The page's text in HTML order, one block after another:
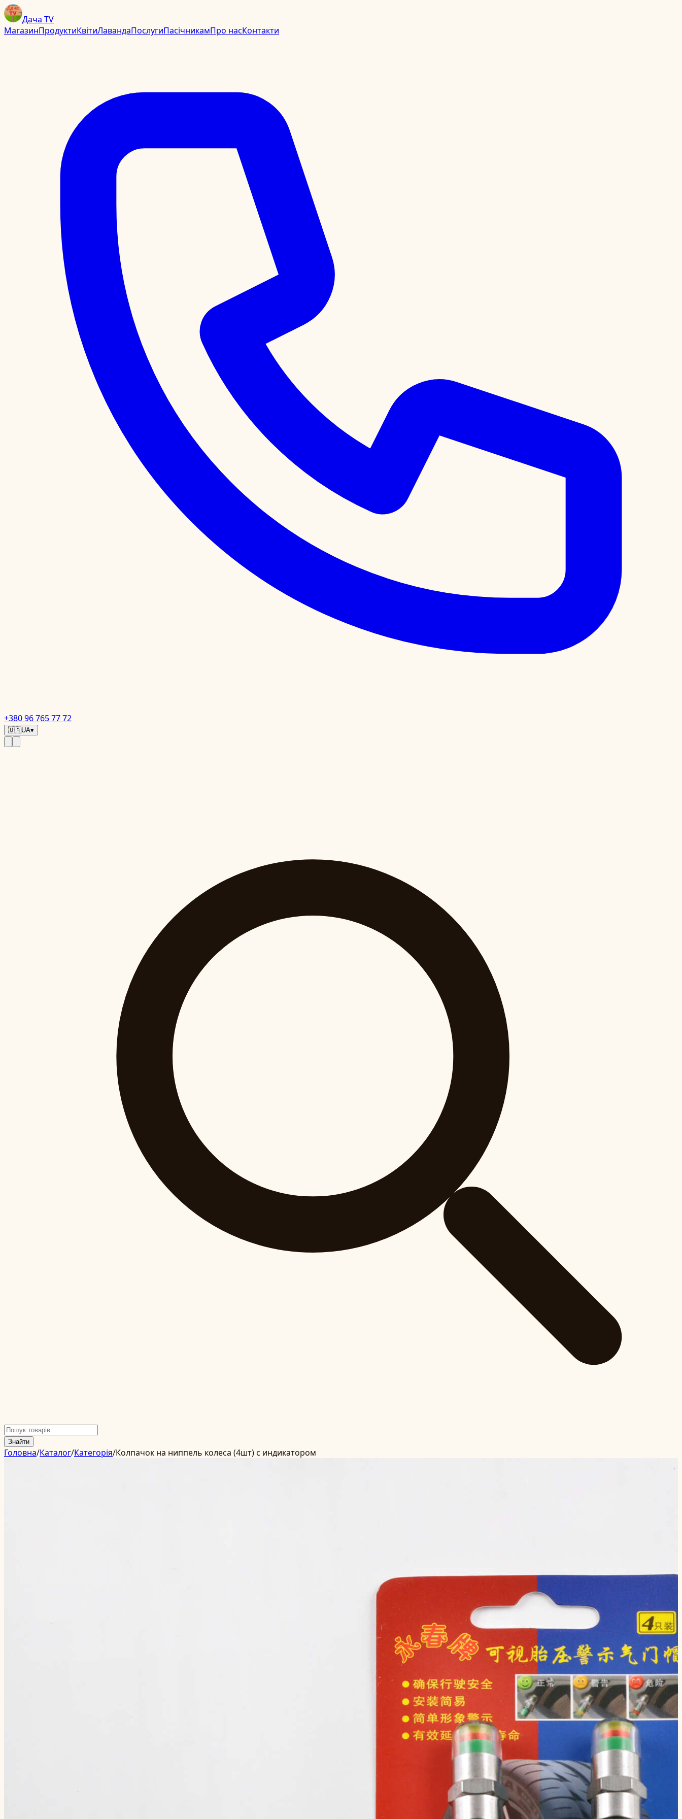
Дача TV
МагазинПродуктиКвітиЛавандаПослугиПасічникамПро насКонтакти
+380 96 765 77 72
🇺🇦UA▾
Знайти
Головна/Каталог/Категорія/Колпачок на ниппель колеса (4шт) с индикатором